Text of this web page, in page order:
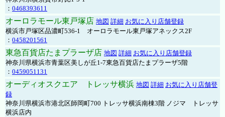
： 0468393611
オーロラモール東戸塚店 地図 詳細 お気に入り店舗登録
横浜市戸塚区品濃町536-1 オーロラモール東戸塚アネックス2F
： 0458201561
東急百貨店たまプラーザ店 地図 詳細 お気に入り店舗登録
神奈川県横浜市青葉区美しが丘1-7東急百貨店たまプラーザ5階
： 0459051131
オーディオスクエア トレッサ横浜 地図 詳細 お気に入り店舗登
録
神奈川県横浜市港北区師岡町700 トレッサ横浜南棟3階 ノジマ トレッサ
横浜店内